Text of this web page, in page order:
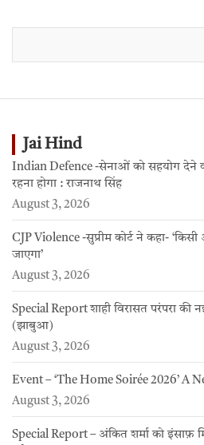
Jai Hind
Indian Defence -सेनाओं को सहयोग देने
रहना होगा : राजनाथ सिंह
August 3, 2026
CJP Violence -सुप्रीम कोर्ट ने कहा-
जाएगा’
August 3, 2026
Special Report शाही विरासत परंपरा की
(झाबुआ)
August 3, 2026
Event – ‘The Home Soirée 2026’ A
August 3, 2026
Special Report – अंकित शर्मा को इंसाफ़